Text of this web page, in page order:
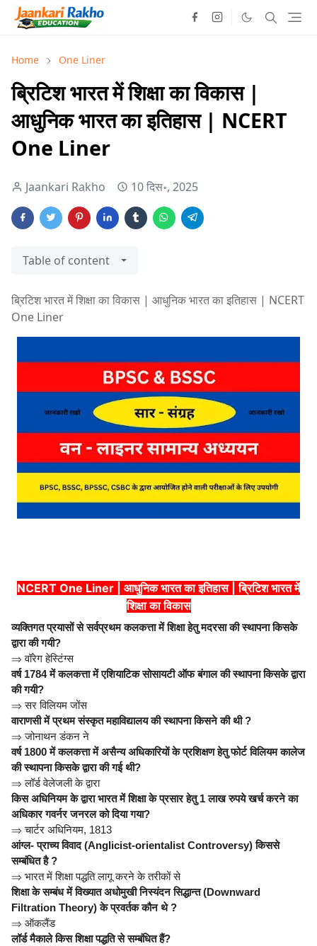
Home One Liner
ब्रिटिश भारत में शिक्षा का विकास |
आधुनिक भारत का इतिहास | NCERT
One Liner
Jaankari Rakho 10 दिस॰, 2025
Table of content
ब्रिटिश भारत में शिक्षा का विकास | आधुनिक भारत का इतिहास | NCERT
One Liner
NCERT One Liner | आधुनिक भारत का इतिहास | ब्रिटिश भारत में
शिक्षा का विकास
व्यक्तिगत प्रयासों से सर्वप्रथम कलकत्ता में शिक्षा हेतु मदरसा की स्थापना किसके
द्वारा की गयी?
⇒ वॉरेग हेस्टिंग्स
वर्ष 1784 में कलकत्ता में एशियाटिक सोसायटी ऑफ बंगाल की स्थापना किसके द्वारा
की गयी?
⇒ सर विलियम जोंस
वाराणसी में प्रथम संस्कृत महाविद्यालय की स्थापना किसने की थी ?
⇒जोनाथन डंकन ने
वर्ष 1800 में कलकत्ता में असैन्य अधिकारियों के प्रशिक्षण हेतु फोर्ट विलियम कालेज
की स्थापना किसके द्वारा की गई थी?
⇒ लॉर्ड वेलेजली के द्वारा
किस अधिनियम के द्वारा भारत में शिक्षा के प्रसार हेतु 1 लाख रुपये खर्च करने का
अधिकार गवर्नर जनरल को दिया गया?
⇒ चार्टर अधिनियम, 1813
आंग्ल- प्राच्य विवाद (Anglicist-orientalist Controversy) किससे
सम्बंधित है ?
⇒ भारत में शिक्षा पद्धति लागू करने के तरीकों से
शिक्षा के सम्बंध में विख्यात अधोमुखी निस्यंदन सिद्धान्त (Downward
Filtration Theory) के प्रवर्तक कौन थे ?
⇒ ऑकलैंड
लॉर्ड मैकाले किस शिक्षा पद्धति से सम्बंधित हैं?